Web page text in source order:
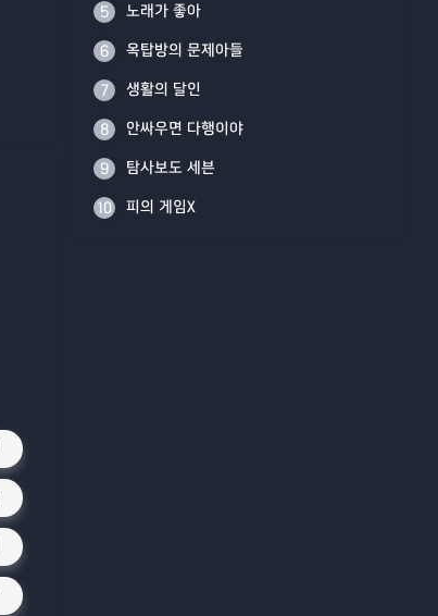
5 노래가 좋아
6 옥탑방의 문제아들
7 생활의 달인
8 안싸우면 다행이야
9 탐사보도 세븐
10 피의 게임X